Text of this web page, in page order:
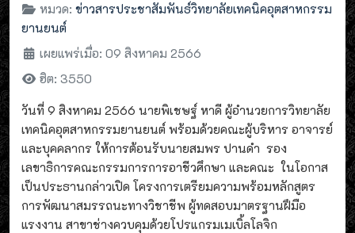
หมวด: ข่าวสารประชาสัมพันธ์วิทยาลัยเทคนิคอุตสาหกรรม
ยานยนต์
เผยแพร่เมื่อ: 09 สิงหาคม 2566
ฮิต: 3550
วันที่ 9 สิงหาคม 2566 นายพิเชษฐ์ หาดี ผู้อำนวยการวิทยาลัย
เทคนิคอุตสาหกรรมยานยนต์ พร้อมด้วยคณะผู้บริหาร อาจารย์
และบุคคลากร ให้การต้อนรับนายสมพร ปานดำ รอง
เลขาธิการคณะกรรมการการอาชีวศึกษา และคณะ ในโอกาส
เป็นประธานกล่าวเปิด โครงการเตรียมความพร้อมหลักสูตร
การพัฒนาสมรรถนะทางวิชาชีพ ผู้ทดสอบมาตรฐานฝึมือ
แรงงาน สาขาช่างควบคุมด้วยโปรแกรมเมเบิ้ลโลจิก